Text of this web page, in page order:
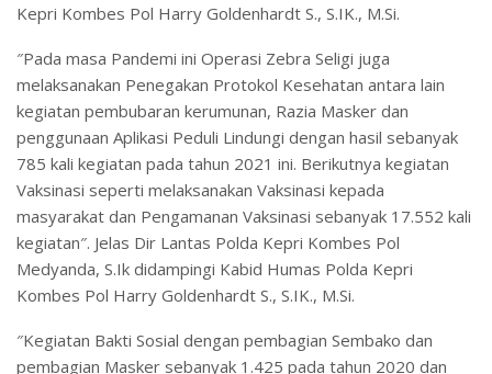
Kepri Kombes Pol Harry Goldenhardt S., S.IK., M.Si.
″Pada masa Pandemi ini Operasi Zebra Seligi juga
melaksanakan Penegakan Protokol Kesehatan antara lain
kegiatan pembubaran kerumunan, Razia Masker dan
penggunaan Aplikasi Peduli Lindungi dengan hasil sebanyak
785 kali kegiatan pada tahun 2021 ini. Berikutnya kegiatan
Vaksinasi seperti melaksanakan Vaksinasi kepada
masyarakat dan Pengamanan Vaksinasi sebanyak 17.552 kali
kegiatan″. Jelas Dir Lantas Polda Kepri Kombes Pol
Medyanda, S.Ik didampingi Kabid Humas Polda Kepri
Kombes Pol Harry Goldenhardt S., S.IK., M.Si.
″Kegiatan Bakti Sosial dengan pembagian Sembako dan
pembagian Masker sebanyak 1.425 pada tahun 2020 dan